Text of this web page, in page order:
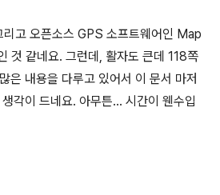
고 오픈소스 GPS 소프트웨어인 Map
것 같네요. 그런데, 활자도 큰데 118쪽
은 내용을 다루고 있어서 이 문서 마저
각이 드네요. 아무튼... 시간이 웬수입